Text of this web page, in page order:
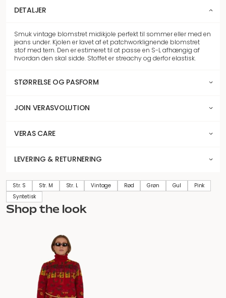
DETALJER
Smuk vintage blomstret midikjole perfekt til sommer eller med en
jeans under. Kjolen er lavet af et patchworklignende blomstret
stof med tern. Den er estimeret til at passe en S-L afhængig af
hvordan den skal sidde. Stoffet er streachy og derfor elastisk.
STØRRELSE OG PASFORM
JOIN VERASVOLUTION
VERAS CARE
LEVERING & RETURNERING
Str. S Str. M Str. L Vintage Rød Grøn Gul
Pink
Syntetisk
Shop the look